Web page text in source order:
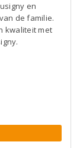
en
de familie.
kwaliteit met